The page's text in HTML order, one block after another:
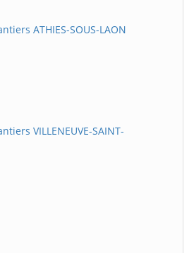
ATHIES-SOUS-LAON
VILLENEUVE-SAINT-